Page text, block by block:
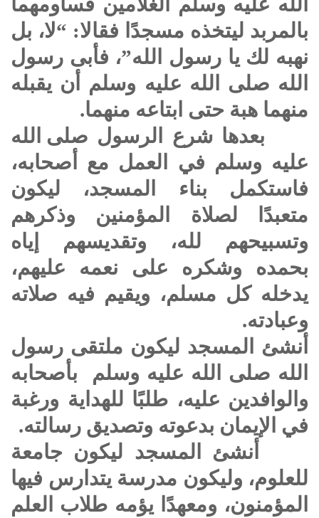
بالمربد ليتخذه مسجدًا فقالا: “لا، بل
نهبه لك يا رسول الله”، فأبى رسول
الله صلى الله عليه وسلم
أن يقبله
منهما هبة حتى ابتاعه منهما.
بعدها شرع الرسول صلى الله
عليه وسلم في العمل مع أصحابه،
فاستكمل بناء المسجد، ليكون
متعبدًا لصلاة المؤمنين وذكرهم
وتسبيحهم لله، وتقديسهم إياه
بحمده وشكره على نعمه عليهم،
يدخله كل مسلم، ويقيم فيه صلاته
وعبادته.
أنشئ المسجد ليكون ملتقى رسول
الله صلى الله عليه وسلم
بأصحابه
والوافدين عليه، طلبًا للهداية ورغبة
في الإيمان بدعوته وتصديق رسالته.
أنشئ المسجد ليكون جامعة
للعلوم، وليكون مدرسة يتدارس فيها
المؤمنون، ومعهدًا يؤمه طلاب العلم